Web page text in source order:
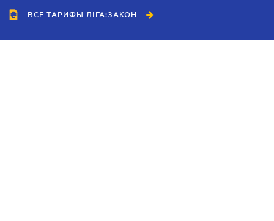
ВСЕ ТАРИФЫ ЛІГА:ЗАКОН